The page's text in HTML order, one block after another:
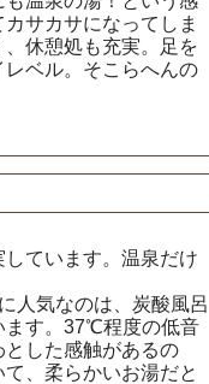
サカサになってしま
休憩処も充実。足を
ベル。そこらへんの
ています。温泉だけ
人気なのは、炭酸風呂
ます。37℃程度の低音
した感触があるの
、柔らかいお湯だと